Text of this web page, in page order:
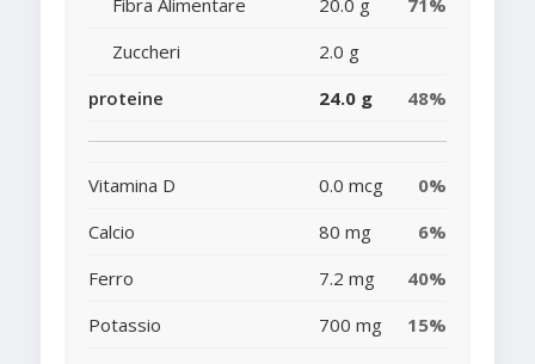
Fibra Alimentare 20.0 g
71%
Zuccheri
2.0 g
proteine
24.0 g 48%
Vitamina D 0.0 mcg
0%
Calcio
80 mg
6%
Ferro
7.2 mg
40%
Potassio
700 mg 15%